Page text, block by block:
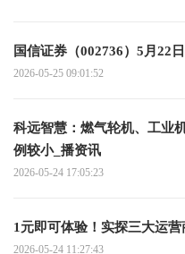
国信证券（002736）5月22
2026-05-25 09:01:52
科远智慧：燃气轮机、工业
例较小_播资讯
2026-05-24 17:05:23
1元即可体验！实探三大运
2026-05-24 11:27:43